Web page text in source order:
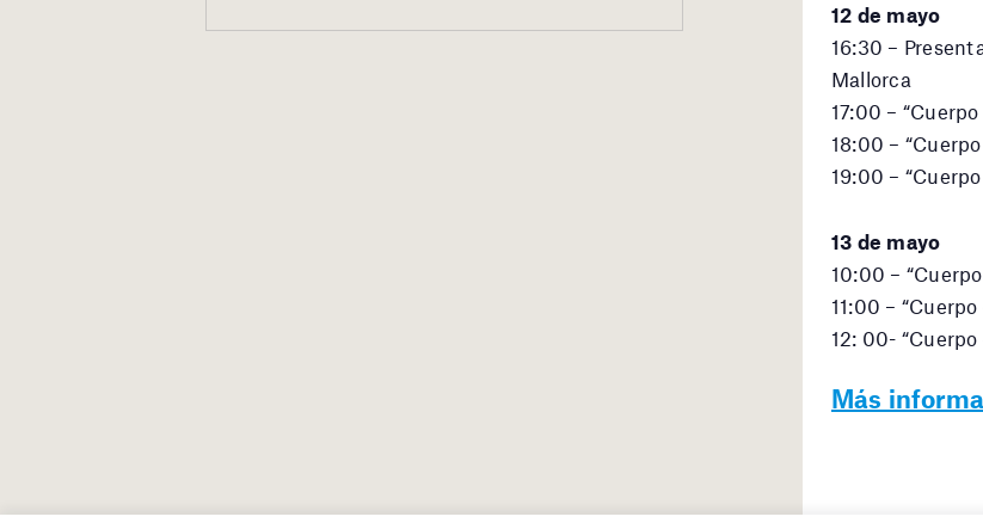
12 de mayo
16:30 –
Mallorca
17:00 –
18:00 –
19:00 –
13 de mayo
10:00 –
11:00 –
12: 00-
Más